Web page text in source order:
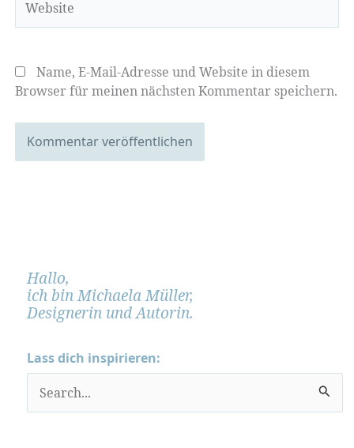
Name, E-Mail-Adresse und Website in diesem
Browser für meinen nächsten Kommentar speichern.
Hallo,
ich bin Michaela Müller,
Designerin und Autorin.
Lass dich inspirieren:
u